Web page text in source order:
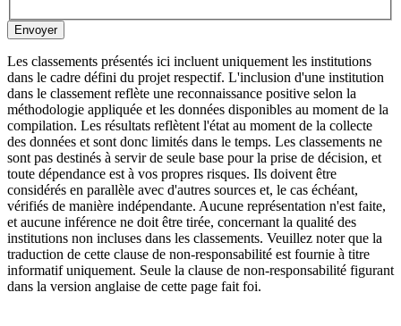
Envoyer
Les classements présentés ici incluent uniquement les institutions
dans le cadre défini du projet respectif. L'inclusion d'une institution
dans le classement reflète une reconnaissance positive selon la
méthodologie appliquée et les données disponibles au moment de la
compilation. Les résultats reflètent l'état au moment de la collecte
des données et sont donc limités dans le temps. Les classements ne
sont pas destinés à servir de seule base pour la prise de décision, et
toute dépendance est à vos propres risques. Ils doivent être
considérés en parallèle avec d'autres sources et, le cas échéant,
vérifiés de manière indépendante. Aucune représentation n'est faite,
et aucune inférence ne doit être tirée, concernant la qualité des
institutions non incluses dans les classements. Veuillez noter que la
traduction de cette clause de non-responsabilité est fournie à titre
informatif uniquement. Seule la clause de non-responsabilité figurant
dans la version anglaise de cette page fait foi.